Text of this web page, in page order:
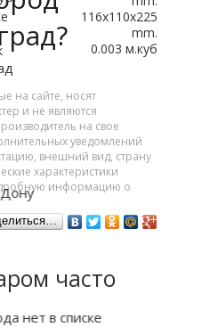
116x110x225
mm.
0.003 м.куб
на сайте, носят
и не являются
на свое
уведомлений
внешний вид, страну
характеристики
информацию о
часто
нет в списке